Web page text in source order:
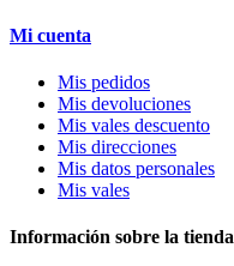
Mi cuenta
Mis pedidos
Mis devoluciones
Mis vales descuento
Mis direcciones
Mis datos personales
Mis vales
Información sobre la tienda